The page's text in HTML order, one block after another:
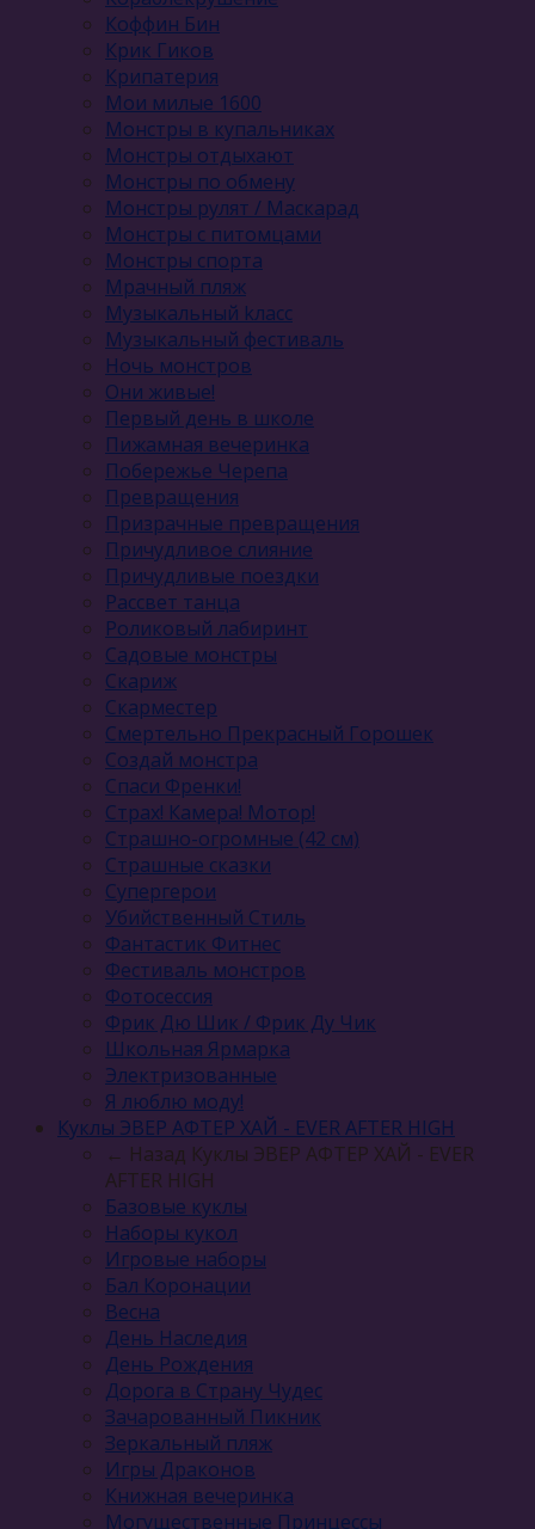
Коффин Бин
Крик Гиков
Крипатерия
Мои милые 1600
Монстры в купальниках
Монстры отдыхают
Монстры по обмену
Монстры рулят / Маскарад
Монстры с питомцами
Монстры спорта
Мрачный пляж
Музыкальный kласс
Музыкальный фестиваль
Ночь монстров
Они живые!
Первый день в школе
Пижамная вечеринка
Побережье Черепа
Превращения
Призрачные превращения
Причудливое слияние
Причудливые поездки
Рассвет танца
Роликовый лабиринт
Садовые монстры
Скариж
Скарместер
Смертельно Прекрасный Горошек
Создай монстра
Спаси Френки!
Страх! Камера! Мотор!
Страшно-огромные (42 см)
Страшные сказки
Супергерои
Убийственный Стиль
Фантастик Фитнес
Фестиваль монстров
Фотосессия
Фрик Дю Шик / Фрик Ду Чик
Школьная Ярмарка
Электризованные
Я люблю моду!
Куклы ЭВЕР АФТЕР ХАЙ - EVER AFTER HIGH
← Назад Куклы ЭВЕР АФТЕР ХАЙ - EVER
AFTER HIGH
Базовые куклы
Наборы кукол
Игровые наборы
Бал Коронации
Весна
День Наследия
День Рождения
Дорога в Страну Чудес
Зачарованный Пикник
Зеркальный пляж
Игры Драконов
Книжная вечеринка
Могущественные Принцессы